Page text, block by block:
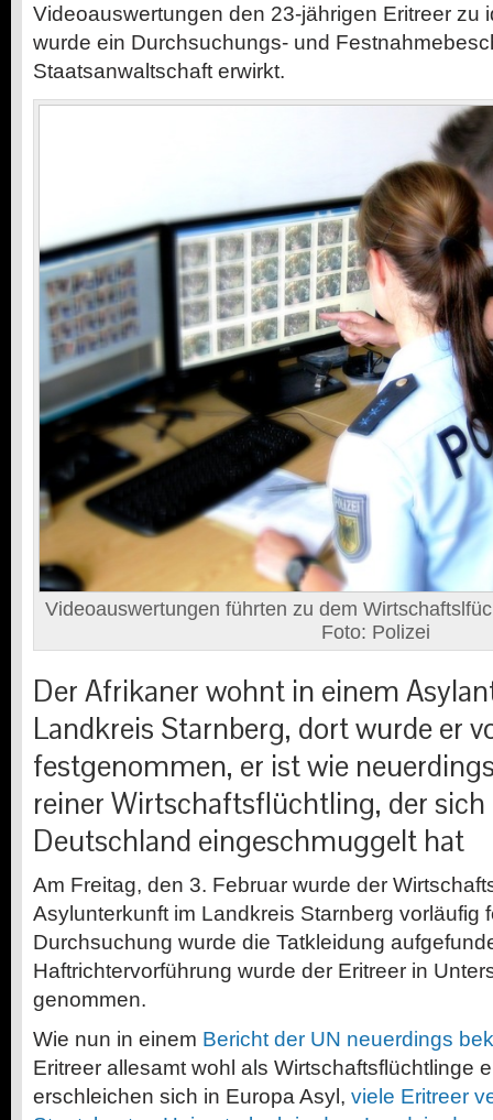
Videoauswertungen den 23-jährigen Eritreer zu
wurde ein Durchsuchungs- und
Staatsanwaltschaft erwirkt.
Videoauswertungen führten zu dem
Foto: Polizei
Der Afrikaner wohnt in einem
Landkreis Starnberg, dort wurde er
festgenommen, er ist wie
reiner Wirtschaftsflüchtling, der sich
Deutschland eingeschmuggelt hat
Am Freitag, den 3. Februar wurde der
Asylunterkunft im Landkreis Starnberg vorläufig
Durchsuchung wurde die Tatkleidung
Haftrichtervorführung wurde der Eritreer in
genommen.
Wie nun in einem Bericht der UN neuerdings
Eritreer allesamt wohl als Wirtschaftsflüchtlinge
erschleichen sich in Europa Asyl, viele Eritreer